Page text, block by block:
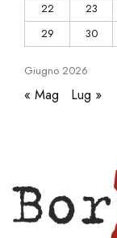
Giugno 2026
22
23
29
30
« Mag Lug »